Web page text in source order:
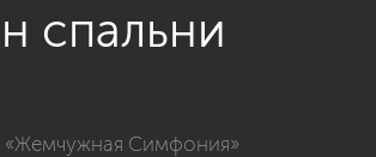
спальни
«Жемчужная Симфония»